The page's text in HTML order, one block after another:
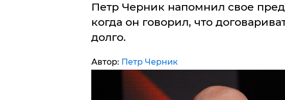
Петр Черник напомнил свое
когда он говорил, что
долго.
Автор: Петр Черник